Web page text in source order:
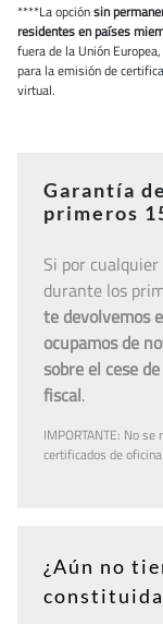
****La opciónsin
residentes en países
fuera de la Unión
para la emisión de
virtual.
Garantía
primeros
Si por
durante los
te devolvemos
ocupamos de
sobre el cese
fiscal.
IMPORTANTE: No
certificados de
¿Aún no